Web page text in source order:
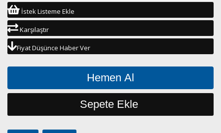
İstek Listeme Ekle
Karşılaştır
Fiyat Düşünce Haber Ver